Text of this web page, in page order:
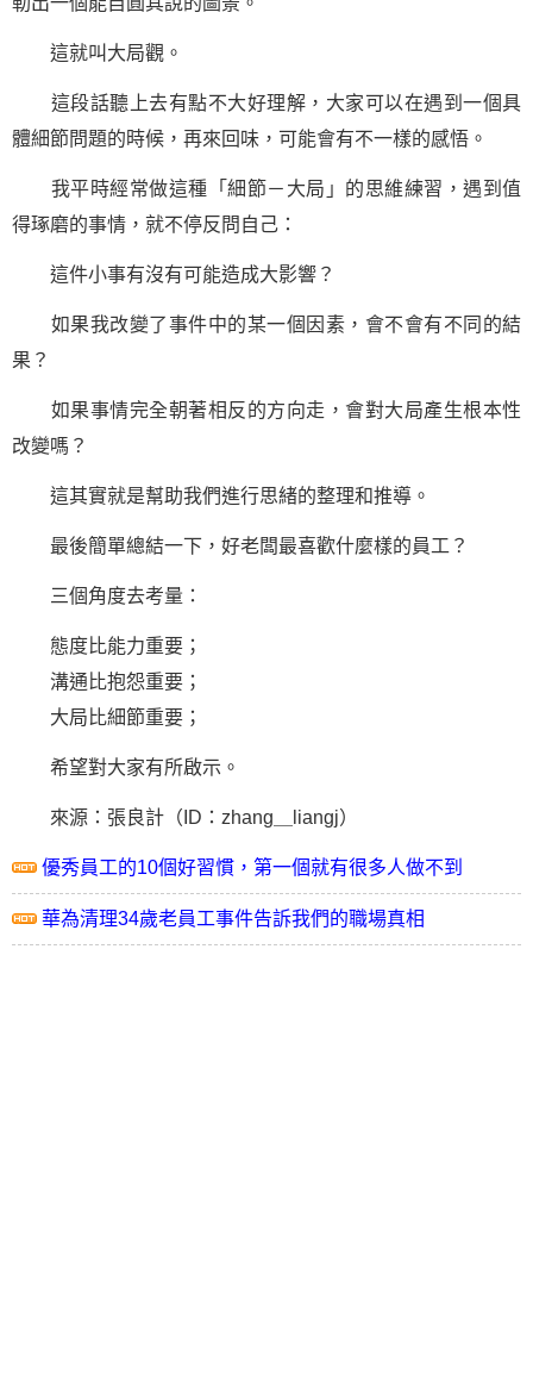
這就叫大局觀。
這段話聽上去有點不大好理解，大家可以在遇到一個具
體細節問題的時候，再來回味，可能會有不一樣的感悟。
我平時經常做這種「細節－大局」的思維練習，遇到值
得琢磨的事情，就不停反問自己：
這件小事有沒有可能造成大影響？
如果我改變了事件中的某一個因素，會不會有不同的結
果？
如果事情完全朝著相反的方向走，會對大局產生根本性
改變嗎？
這其實就是幫助我們進行思緒的整理和推導。
最後簡單總結一下，好老闆最喜歡什麼樣的員工？
三個角度去考量：
態度比能力重要；
溝通比抱怨重要；
大局比細節重要；
希望對大家有所啟示。
來源：張良計（ID：zhang＿liangj）
優秀員工的10個好習慣，第一個就有很多人做不到
華為清理34歲老員工事件告訴我們的職場真相